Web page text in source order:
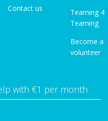
Contact us
Teaming 4
Teaming
Become a
volunteer
with €1 per month